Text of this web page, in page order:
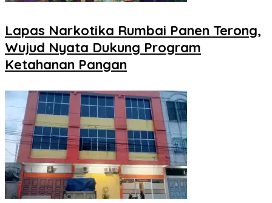
Lapas Narkotika Rumbai Panen Terong,
Wujud Nyata Dukung Program
Ketahanan Pangan